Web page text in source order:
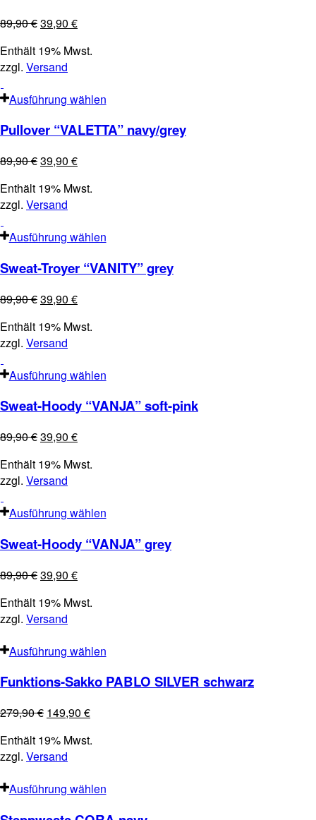
89,90€39,90 €
Enthält 19% Mwst.
zzgl. Versand
Ausführung wählen
Pullover “VALETTA” navy/grey
89,90€39,90 €
Enthält 19% Mwst.
zzgl. Versand
Ausführung wählen
Sweat-Troyer “VANITY” grey
89,90€39,90 €
Enthält 19% Mwst.
zzgl. Versand
Ausführung wählen
Sweat-Hoody “VANJA” soft-pink
89,90€39,90 €
Enthält 19% Mwst.
zzgl. Versand
Ausführung wählen
Sweat-Hoody “VANJA” grey
89,90€39,90 €
Enthält 19% Mwst.
zzgl. Versand
Ausführung wählen
Funktions-Sakko PABLO SILVER schwarz
279,90€ 149,90 €
Enthält 19% Mwst.
zzgl. Versand
Ausführung wählen